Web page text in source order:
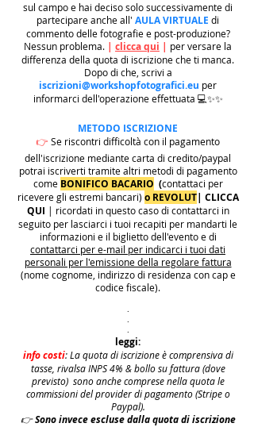
sul campo e hai deciso solo successivamente di
partecipare anche all' AULA VIRTUALE di
commento delle fotografie e post-produzione?
Nessun problema. | clicca qui | per versare la
differenza della quota di iscrizione che ti manca.
Dopo di che, scrivi a
iscrizioni@workshopfotografici.eu per
informarci dell'operazione effettuata 💻✨✨
METODO ISCRIZIONE
👉 Se riscontri difficoltà con il pagamento
dell'iscrizione mediante carta di credito/paypal
potrai iscriverti tramite altri metodi di pagamento
come BONIFICO BACARIO (contattaci per
ricevere gli estremi bancari) o REVOLUT| CLICCA
QUI | ricordati in questo caso di contattarci in
seguito per lasciarci i tuoi recapiti per mandarti le
informazioni e il biglietto dell'evento e di
contattarci per e-mail per indicarci i tuoi dati
personali per l'emissione della regolare fattura
(nome cognome, indirizzo di residenza con cap e
codice fiscale).
.
.
.
leggi:
info costi: La quota di iscrizione è comprensiva di
tasse, rivalsa INPS 4% & bollo su fattura (dove
previsto) sono anche comprese nella quota le
commissioni del provider di pagamento (Stripe o
Paypal).
👉Sono invece escluse dalla quota di iscrizione